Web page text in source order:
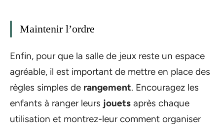
Maintenir l’ordre
Enfin, pour que la salle de jeux reste un espace
agréable, il est important de mettre en place des
règles simples de rangement. Encouragez les
enfants à ranger leurs jouets après chaque
utilisation et montrez-leur comment organiser